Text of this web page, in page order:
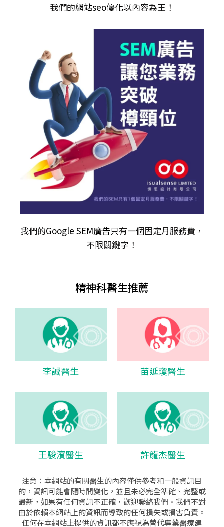
我們的網站seo優化以內容為王！
我們的Google SEM廣告只有一個固定月服務費，
不限關𨫡字！
精神科醫生推薦
李誠醫生 苗延瓊醫生
王駿濱醫生 許龍杰醫生
注意：本網站的有關醫生的內容僅供參考和一般資訊目
的，資訊可能會隨時間變化，並且未必完全準確、完整或
最新，如果有任何資訊不正確，歡迎聯絡我們。我們不對
由於依賴本網站上的資訊而導致的任何損失或損害負責。
任何在本網站上提供的資訊都不應視為替代專業醫療建